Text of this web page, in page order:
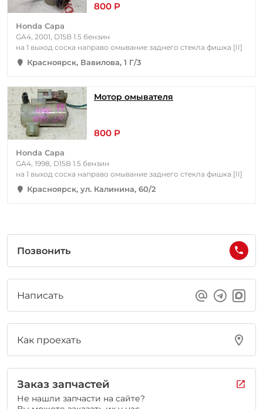
800 Р
Honda Capa
GA4, 2001, D15B 1.5 бензин
на 1 выход соска направо омывание заднего стекла фишка [II]
Красноярск, Вавилова, 1 Г/3
Мотор омывателя
800 Р
Honda Capa
GA4, 1998, D15B 1.5 бензин
на 1 выход соска направо омывание заднего стекла фишка [II]
Красноярск, ул. Калинина, 60/2
Позвонить
Написать
Как проехать
Заказ запчастей
Не нашли запчасти на сайте?